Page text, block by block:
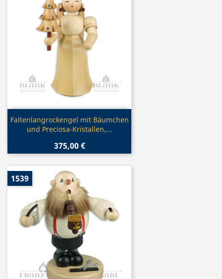
Vorschau
Faltenlangrockengel mit Bäumchen
und Preciosa-Kristallen,...
375,00 €
1539